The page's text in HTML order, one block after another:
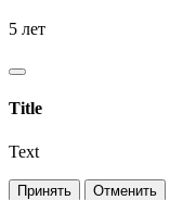
5 лет
Title
Text
Принять Отменить